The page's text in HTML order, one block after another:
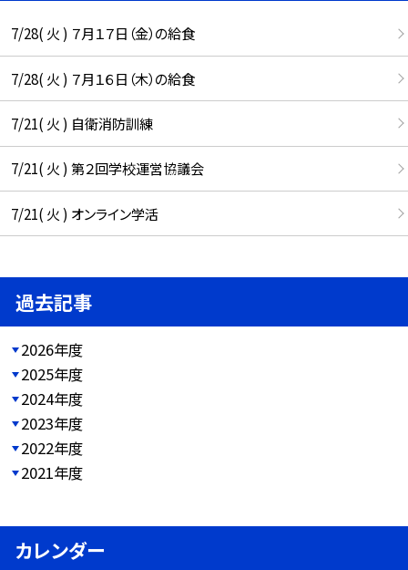
7/28( 火 ) ７月１７日（金）の給食
7/28( 火 ) ７月１６日（木）の給食
7/21( 火 ) 自衛消防訓練
7/21( 火 ) 第２回学校運営協議会
7/21( 火 ) オンライン学活
過去記事
2026年度
2025年度
2024年度
2023年度
2022年度
2021年度
カレンダー